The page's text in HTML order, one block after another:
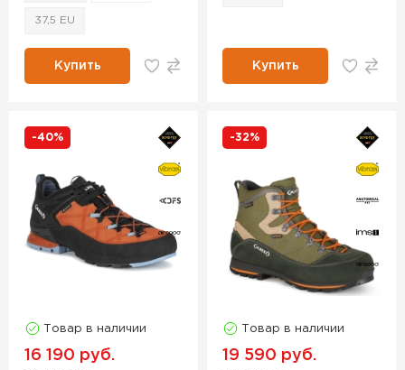
37,5 EU
Купить Купить
-40%
Товар в наличии
16 190 руб.
-32%
Товар в наличии
19 590 руб.